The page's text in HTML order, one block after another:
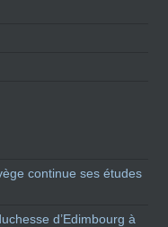
continue ses études
d’Edimbourg à